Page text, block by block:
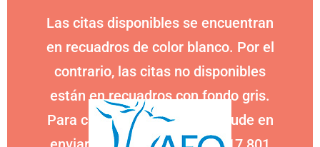
Las citas disponibles se encuentran
en recuadros de color blanco. Por el
contrario, las citas no disponibles
están en recuadros con fondo gris.
Para cualquier consulta, no dude en